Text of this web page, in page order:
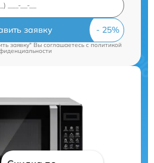
заявку
заявку" Вы соглашаетесь cполитикой